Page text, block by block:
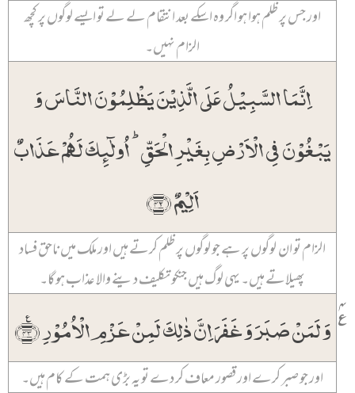
اور جس پر ظلم ہوا ہو اگر وہ اسکے بعد انتقام لے لے تو ایسے لوگوں پر کچھ
الزام نہیں۔
اِنَّمَا السَّبِیۡلُ عَلَی الَّذِیۡنَ یَظۡلِمُوۡنَ النَّاسَ وَ
یَبۡغُوۡنَ فِی الۡاَرۡضِ بِغَیۡرِ الۡحَقِّ ؕ اُولٰٓئِکَ لَہُمۡ عَذَابٌ
اَلِیۡمٌ ﴿۴۲﴾
الزام تو ان لوگوں پر ہے جو لوگوں پر ظلم کرتے ہیں اور ملک میں ناحق فساد
پھیلاتے ہیں۔ یہی لوگ ہیں جنکو تکلیف دینے والا عذاب ہو گا۔
وَ لَمَنۡ صَبَرَ وَ غَفَرَ اِنَّ ذٰلِکَ لَمِنۡ عَزۡمِ الۡاُمُوۡرِ ﴿٪۴۳﴾٪۴
اور جو صبر کرے اور قصور معاف کر دے تو یہ بڑی ہمت کے کام ہیں۔